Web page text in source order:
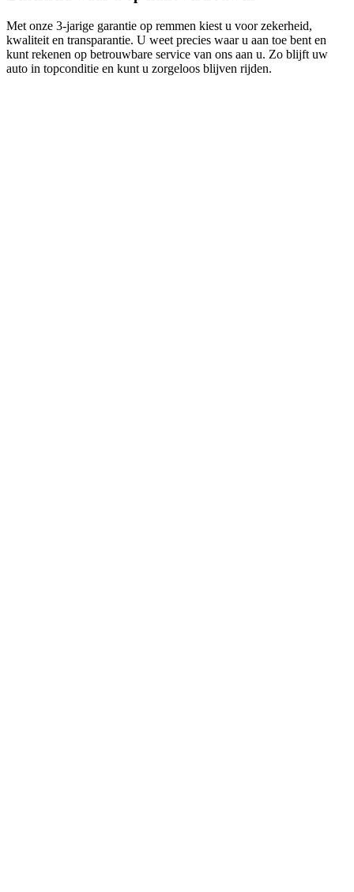
Met onze 3‑jarige garantie op remmen kiest u voor zekerheid,
kwaliteit en transparantie. U weet precies waar u aan toe bent en
kunt rekenen op betrouwbare service van ons aan u. Zo blijft uw
auto in topconditie en kunt u zorgeloos blijven rijden.